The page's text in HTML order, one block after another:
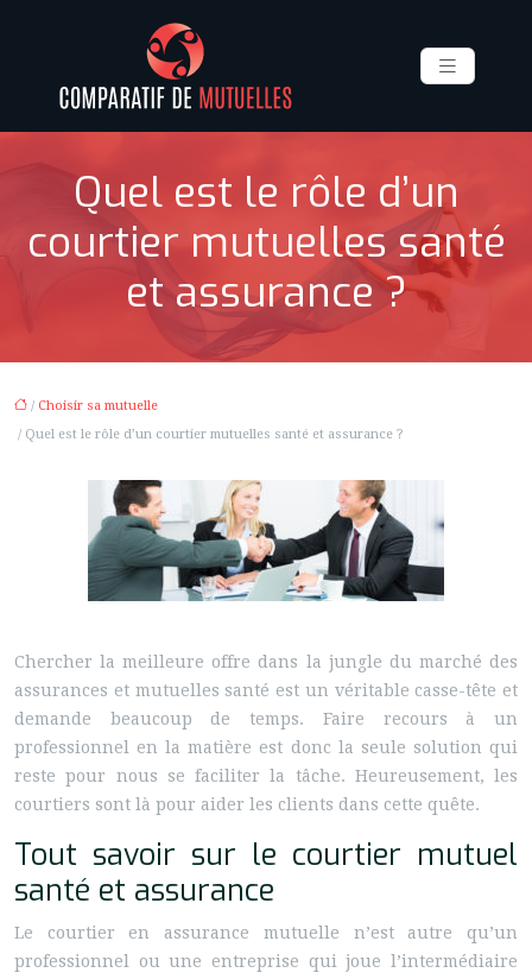
Quel est le rôle d’un
courtier mutuelles santé
et assurance ?
/ Choisir sa mutuelle
/ Quel est le rôle d’un courtier mutuelles santé et assurance ?
Chercher la meilleure offre dans la jungle du marché des
assurances et mutuelles santé est un véritable casse-tête et
demande beaucoup de temps. Faire recours à un
professionnel en la matière est donc la seule solution qui
reste pour nous se faciliter la tâche. Heureusement, les
courtiers sont là pour aider les clients dans cette quête.
Tout savoir sur le courtier mutuel
santé et assurance
Le courtier en assurance mutuelle n’est autre qu’un
professionnel ou une entreprise qui joue l’intermédiaire